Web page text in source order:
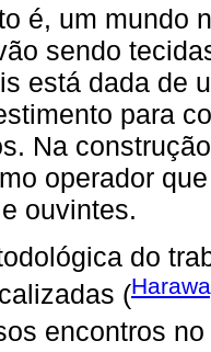
é, um mundo
sendo
está dada de
para
Na
operador
ouvintes.
do
(
encontros